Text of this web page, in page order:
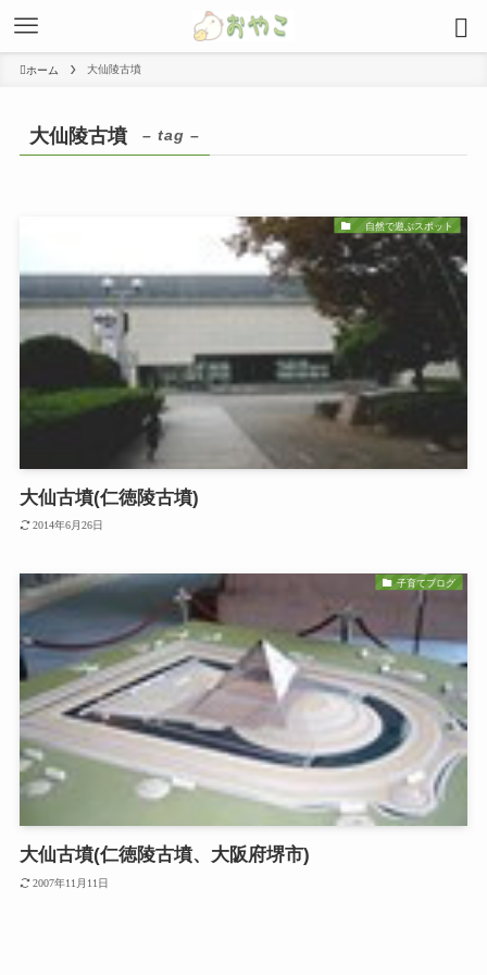
ホーム 大仙陵古墳
大仙陵古墳 – tag –
自然で遊ぶスポット
大仙古墳(仁徳陵古墳)
2014年6月26日
子育てブログ
大仙古墳(仁徳陵古墳、大阪府堺市)
2007年11月11日